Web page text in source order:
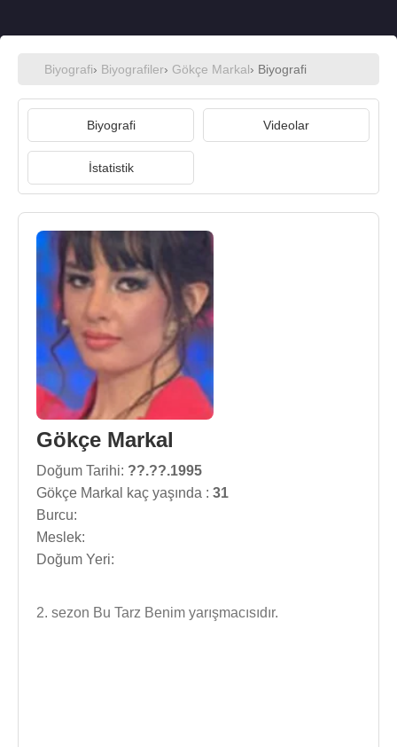
Biyografi› Biyografiler› Gökçe Markal› Biyografi
Biyografi Videolar
İstatistik
Gökçe Markal
Doğum Tarihi: ??.??.1995
Gökçe Markal kaç yaşında : 31
Burcu:
Meslek:
Doğum Yeri:
2. sezon Bu Tarz Benim yarışmacısıdır.